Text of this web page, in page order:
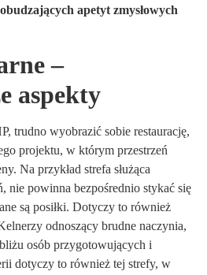
apetyt zmysłowych
–
aspekty
trudno wyobrazić sobie restaurację,
projektu, w którym przestrzeń
Na przykład strefa służąca
nie powinna bezpośrednio stykać się
są posiłki. Dotyczy to również
odnoszący brudne naczynia,
osób przygotowujących i
dotyczy to również tej strefy, w